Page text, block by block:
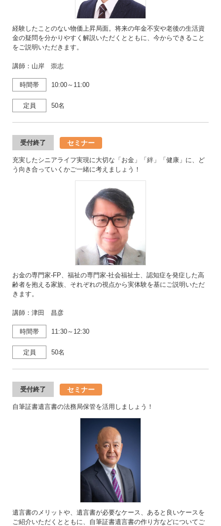
経験したことのない物価上昇局面。将来の年金不安や老後の生活資
金の疑問を分かりやすく解説いただくとともに、今からできること
をご説明いただきます。
講師：山岸 崇志
時間帯 10:00～11:00
定員 50名
受付終了 セミナー
充実したシニアライフ実現に大切な「お金」「絆」「健康」に、ど
う向き合っていくかご一緒に考えましょう！
お金の専門家-FP、福祉の専門家-社会福祉士、認知症を発症した高
齢者を抱える家族、それぞれの視点から実体験を基にご説明いただ
きます。
講師：津田 昌彦
時間帯 11:30～12:30
定員 50名
受付終了 セミナー
自筆証書遺言書の法務局保管を活用しましょう！
遺言書のメリットや、遺言書が必要なケース、あると良いケースを
ご紹介いただくとともに、自筆証書遺言書の作り方などについてご